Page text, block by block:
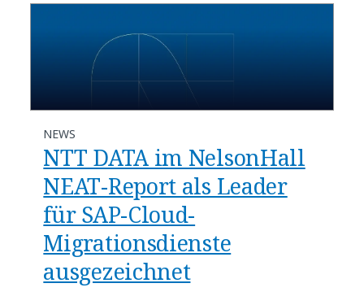
NEWS
NTT DATA im NelsonHall
NEAT-Report als Leader
für SAP-Cloud-
Migrationsdienste
ausgezeichnet